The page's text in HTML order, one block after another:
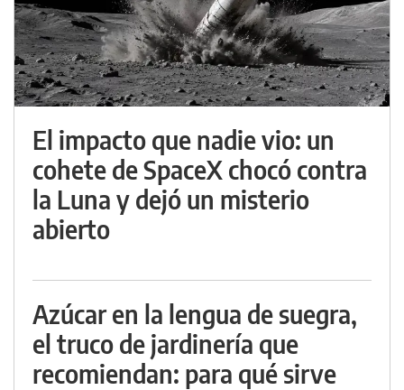
El impacto que nadie vio: un
cohete de SpaceX chocó contra
la Luna y dejó un misterio
abierto
Azúcar en la lengua de suegra,
el truco de jardinería que
recomiendan: para qué sirve